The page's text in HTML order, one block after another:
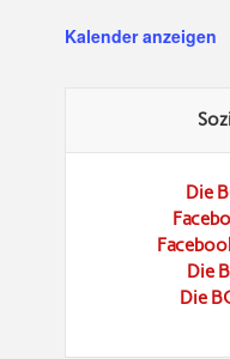
Kalender anzeigen
Die
Die
Die